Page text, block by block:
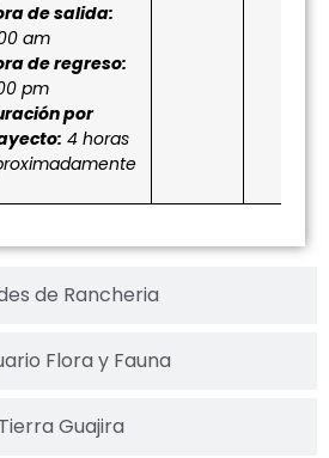
de Rancheria
Flora y Fauna
Tierra Guajira
de salida:
am
de regreso:
pm
por
4 horas